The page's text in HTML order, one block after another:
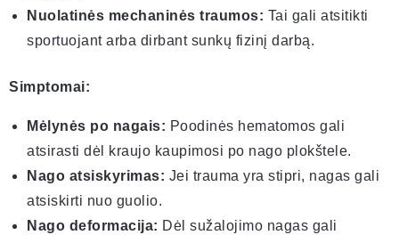
Nuolatinės mechaninės traumos: Tai gali atsitikti
sportuojant arba dirbant sunkų fizinį darbą.
Simptomai:
Mėlynės po nagais: Poodinės hematomos gali
atsirasti dėl kraujo kaupimosi po nago plokštele.
Nago atsiskyrimas: Jei trauma yra stipri, nagas gali
atsiskirti nuo guolio.
Nago deformacija: Dėl sužalojimo nagas gali